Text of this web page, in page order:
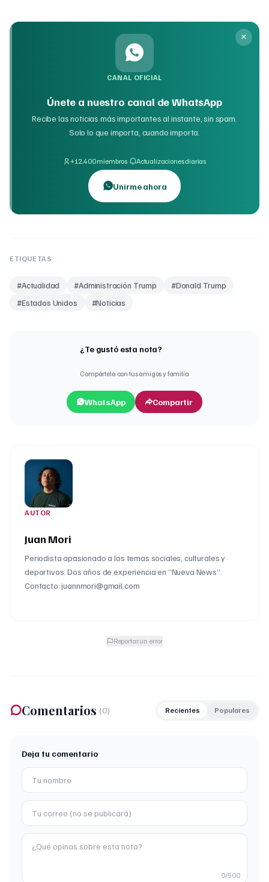
CANAL OFICIAL
Únete a nuestro canal de WhatsApp
Recibe las noticias más importantes al instante, sin spam.
Solo lo que importa, cuando importa.
+12,400 miembros· Actualizaciones diarias
Unirme ahora
ETIQUETAS
#Actualidad #Administración Trump #Donald Trump
#Estados Unidos #Noticias
¿Te gustó esta nota?
Compártela con tus amigos y familia
WhatsApp Compartir
AUTOR
Juan Mori
Periodista apasionado a los temas sociales, culturales y
deportivos. Dos años de experiencia en “Nueva News”.
Contacto: juannmori@gmail.com
Reportar un error
Comentarios (0) Recientes Populares
Deja tu comentario
0/500